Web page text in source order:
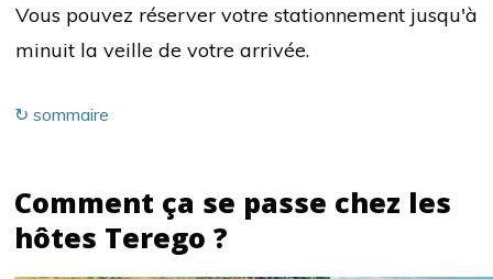
Vous pouvez réserver votre stationnement jusqu'à
minuit la veille de votre arrivée.
↻ sommaire
Comment ça se passe chez les
hôtes Terego ?